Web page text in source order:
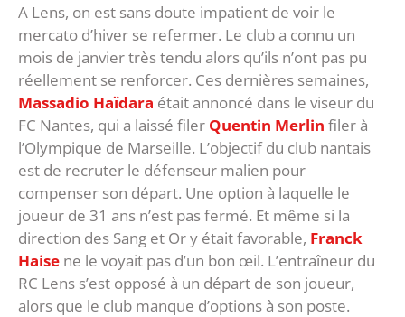
A Lens, on est sans doute impatient de voir le
mercato d’hiver se refermer. Le club a connu un
mois de janvier très tendu alors qu’ils n’ont pas pu
réellement se renforcer. Ces dernières semaines,
Massadio Haïdara était annoncé dans le viseur du
FC Nantes, qui a laissé filer Quentin Merlin filer à
l’Olympique de Marseille. L’objectif du club nantais
est de recruter le défenseur malien pour
compenser son départ. Une option à laquelle le
joueur de 31 ans n’est pas fermé. Et même si la
direction des Sang et Or y était favorable, Franck
Haise ne le voyait pas d’un bon œil. L’entraîneur du
RC Lens s’est opposé à un départ de son joueur,
alors que le club manque d’options à son poste.